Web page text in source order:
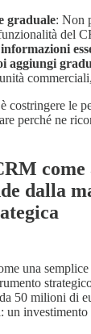
graduale: Non
del
aggiungi
costringere le
perché ne
dalla
una
50 milioni di
un investimento